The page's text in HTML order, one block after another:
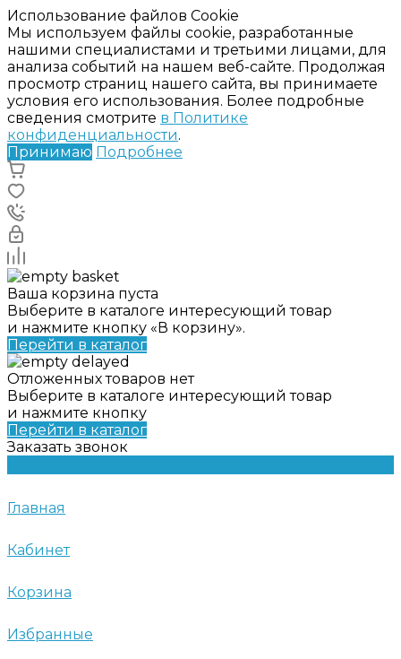
Использование файлов Cookie
Мы используем файлы cookie, разработанные
нашими специалистами и третьими лицами, для
анализа событий на нашем веб-сайте. Продолжая
просмотр страниц нашего сайта, вы принимаете
условия его использования. Более подробные
сведения смотрите в Политике
конфиденциальности.
Принимаю Подробнее
Ваша корзина пуста
Выберите в каталоге интересующий товар
и нажмите кнопку «В корзину».
Перейти в каталог
Отложенных товаров нет
Выберите в каталоге интересующий товар
и нажмите кнопку
Перейти в каталог
Заказать звонок
Главная
Кабинет
Корзина
Избранные